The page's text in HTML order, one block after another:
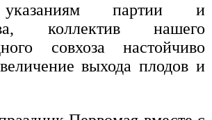
партии и
коллектив нашего
совхоза настойчиво
выхода плодов и